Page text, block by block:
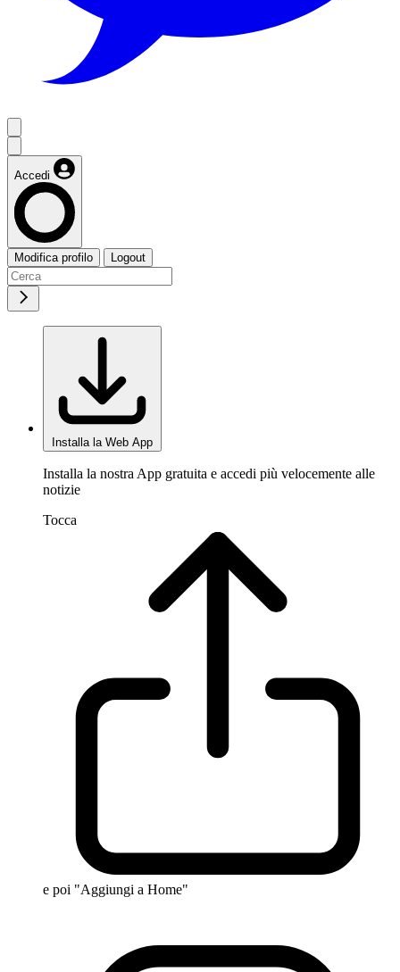
Accedi
Modifica profilo Logout
Installa la Web App
Installa la nostra App gratuita e accedi più velocemente alle
notizie
Tocca
e poi "Aggiungi a Home"